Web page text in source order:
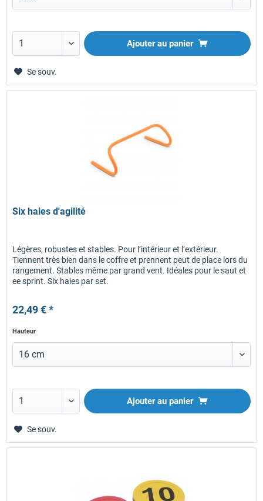
Ajouter au panier
Se souv.
Six haies d'agilité
Légères, robustes et stables. Pour l’intérieur et l’extérieur.
Tiennent très bien dans le coffre et prennent peut de place lors du
rangement. Stables même par grand vent. Idéales pour le saut et
ee sprint. Six haies par set.
22,49 € *
Hauteur
Ajouter au panier
Se souv.